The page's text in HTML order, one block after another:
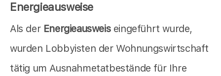
Energieausweise
Als der Energieausweiseingeführt wurde,
wurden Lobbyisten der Wohnungswirtschaft
tätig um Ausnahmetatbestände für Ihre